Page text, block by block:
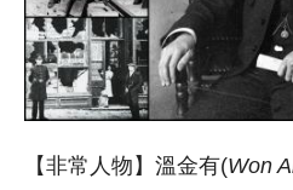
【非常人物】溫金有(Won